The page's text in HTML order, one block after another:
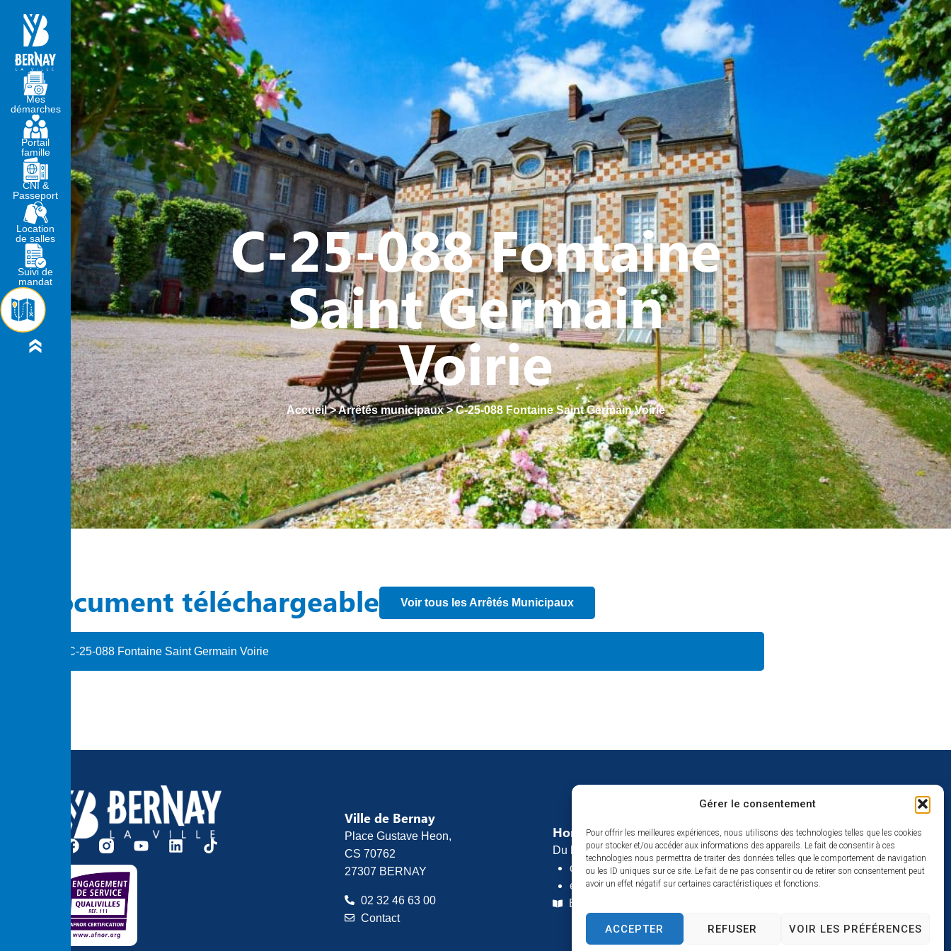
Gérer le consentement
Pour offrir les meilleures expériences, nous utilisons des technologies telles que les cookies
pour stocker et/ou accéder aux informations des appareils. Le fait de consentir à ces
technologies nous permettra de traiter des données telles que le comportement de navigation
ou les ID uniques sur ce site. Le fait de ne pas consentir ou de retirer son consentement peut
avoir un effet négatif sur certaines caractéristiques et fonctions.
ACCEPTER REFUSER VOIR LES PRÉFÉRENCES
MA MAIRIE VIVRE À BERNAY ACTION SOCIALE VIE ASSOCIATIVE - SPORTIVE
C-25-088 Fontaine
Saint Germain
Voirie
Accueil>Arrêtés municipaux>C-25-088 Fontaine Saint Germain Voirie
Document téléchargeable Voir tous les Arrêtés Municipaux
C-25-088 Fontaine Saint Germain Voirie
Mes
démarches
Portail
famille
CNI &
Passeport
Location
de salles
Suivi de
mandat
Ville de Bernay
Place Gustave Heon,
CS 70762
27307 BERNAY
02 32 46 63 00
Contact
Horaires d’ouverture
Du lundi au vendredi :
de 8h30 à 12h
et de 13h30 à 17h
Espace presse